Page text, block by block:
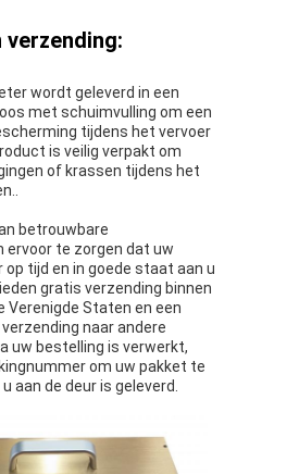
verzending:
wordt geleverd in een
met schuimvulling om een
tijdens het vervoer
is veilig verpakt om
of krassen tijdens het
betrouwbare
ervoor te zorgen dat uw
tijd en in goede staat aan u
gratis verzending binnen
Verenigde Staten en een
naar andere
uw bestelling is verwerkt,
om uw pakket te
aan de deur is geleverd.